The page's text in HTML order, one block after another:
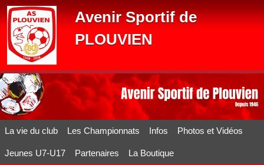
Avenir Sportif de
PLOUVIEN
La vie du club Les Championnats Infos Photos et Vidéos
Jeunes U7-U17 Partenaires La Boutique
Panneau de gestion des cookies